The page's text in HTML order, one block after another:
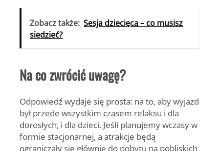
Zobacz także: Sesja dziecięca – co musisz
siedzieć?
Na co zwrócić uwagę?
Odpowiedź wydaje się prosta: na to, aby wyjazd
był przede wszystkim czasem relaksu i dla
dorosłych, i dla dzieci. Jeśli planujemy wczasy w
formie stacjonarnej, a atrakcje będą
ograniczały się głównie do pobytu na pobliskich